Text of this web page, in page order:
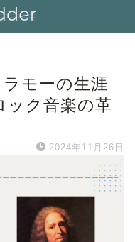
モーの生涯
ック音楽の革
2024年11月26日